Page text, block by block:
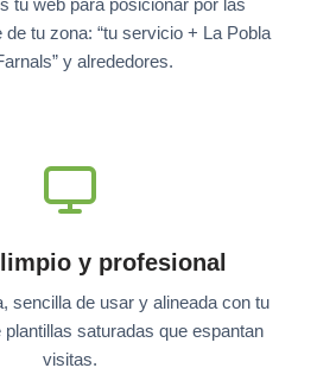
tu zona: “tu servicio + La Pobla
y alrededores.
y profesional
sencilla de usar y alineada con tu
saturadas que espantan
visitas.